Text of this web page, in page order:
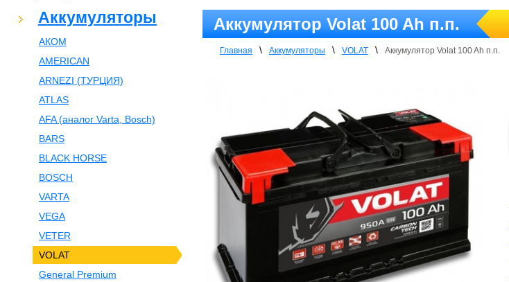
Аккумуляторы
АКОМ
AMERICAN
ARNEZI (ТУРЦИЯ)
ATLAS
AFA (аналог Varta, Bosch)
BARS
BLACK HORSE
BOSCH
VARTA
VEGA
VETER
VOLAT
General Premium
Аккумулятор Volat 100 Ah п.п.
Главная \ Аккумуляторы \ VOLAT \ Аккумулятор Volat 100 Ah п.п.